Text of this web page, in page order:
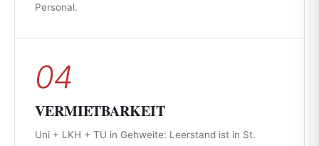
Personal.
04
VERMIETBARKEIT
Uni + LKH + TU in Gehweite: Leerstand ist in St.